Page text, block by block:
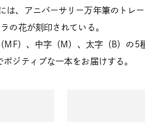
は、アニバーサリー万年筆のトレ
の花が刻印されている。
）、中字（M）、太字（B）の5
ジティブな一本をお届けする。